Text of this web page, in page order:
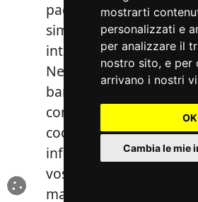
mostrarti
personalizzati e
per analizzare il
nostro sito, e per
arrivano i nostri
OK
Cambia le mie
pagine oppure
simili a quelli di
interessati
Nell’ambito della
banner operiamo
con dati
cookie non
informazioni in testo
vostri dati (es: nome o
mail)